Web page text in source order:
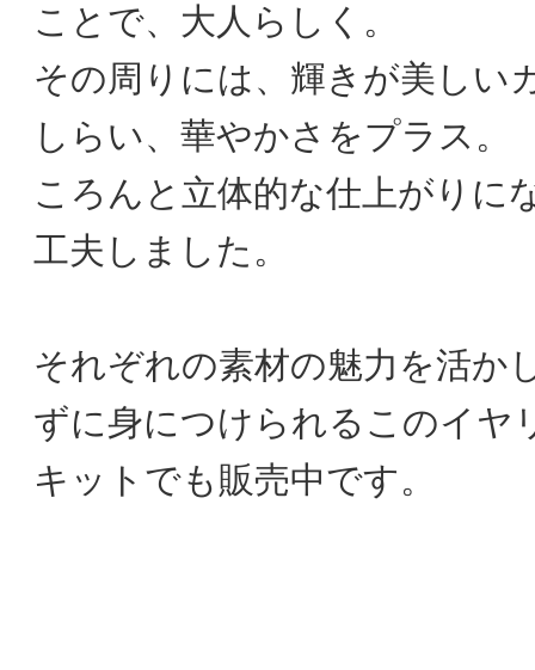
ことで、大人らしく。
その周りには、輝きが美しい
しらい、華やかさをプラス。
ころんと立体的な仕上がりに
工夫しました。
それぞれの素材の魅力を活か
ずに身につけられるこのイヤ
キットでも販売中です。